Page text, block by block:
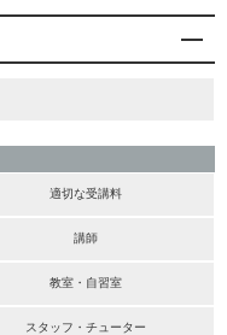
適切な受講料
講師
教室・自習室
スタッフ・チューター